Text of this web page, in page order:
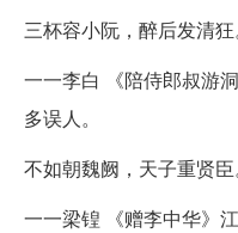
三杯容小阮，醉后发清狂
一一李白 《陪侍郎叔游
多误人。
不如朝魏阙，天子重贤臣
一一梁锽 《赠李中华》